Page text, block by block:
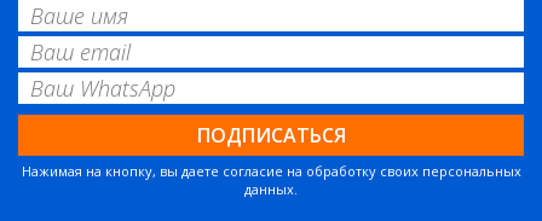
Нажимая на кнопку, вы даете согласие на обработку своих персональных
данных.